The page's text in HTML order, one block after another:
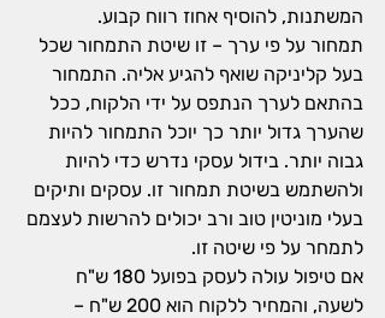
המשתנות, להוסיף אחוז רווח קבוע.
תמחור על פי ערך – זו שיטת התמחור שכל
בעל קליניקה שואף להגיע אליה. התמחור
בהתאם לערך הנתפס על ידי הלקוח, ככל
שהערך גדול יותר כך יוכל התמחור להיות
גבוה יותר. בידול עסקי נדרש כדי להיות
ולהשתמש בשיטת תמחור זו. עסקים ותיקים
בעלי מוניטין טוב ורב יכולים להרשות לעצמם
לתמחר על פי שיטה זו.
אם טיפול עולה לעסק בפועל 180 ש"ח
לשעה, והמחיר ללקוח הוא 200 ש"ח –